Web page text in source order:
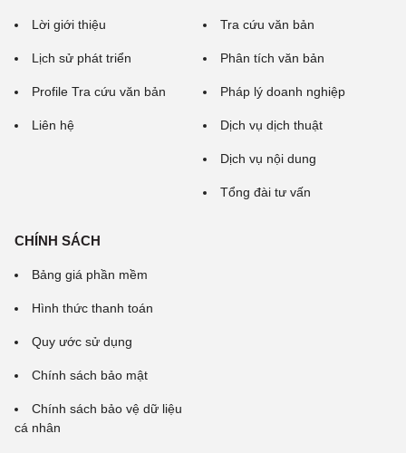
Lời giới thiệu
Lịch sử phát triển
Profile Tra cứu văn bản
Liên hệ
Tra cứu văn bản
Phân tích văn bản
Pháp lý doanh nghiệp
Dịch vụ dịch thuật
Dịch vụ nội dung
Tổng đài tư vấn
CHÍNH SÁCH
Bảng giá phần mềm
Hình thức thanh toán
Quy ước sử dụng
Chính sách bảo mật
Chính sách bảo vệ dữ liệu
cá nhân